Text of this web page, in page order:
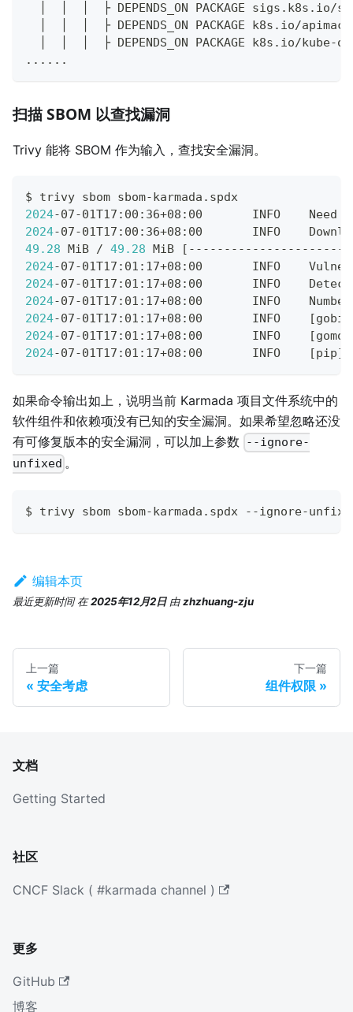
│  │  │  ├ DEPENDS_ON PACKAGE sigs.k8s.io/
│  │  │  ├ DEPENDS_ON PACKAGE k8s.io/
│  │  │  ├ DEPENDS_ON PACKAGE k8s.io/kube-
.. .. ..
扫描 SBOM 以查找漏洞
Trivy 能将 SBOM 作为输入，查找安全漏洞。
$ trivy sbom sbom-karmada.spdx
2024-07-01T17:00:36+08:00       INFO    Need
2024-07-01T17:00:36+08:00       INFO
49.28 MiB / 49.28 MiB [
2024-07-01T17:01:17+08:00       INFO
2024-07-01T17:01:17+08:00       INFO
2024-07-01T17:01:17+08:00       INFO
2024-07-01T17:01:17+08:00       INFO [
2024-07-01T17:01:17+08:00       INFO [gomod
2024-07-01T17:01:17+08:00       INFO [pip]
如果命令输出如上，说明当前 Karmada 项目文件系统中的
软件组件和依赖项没有已知的安全漏洞。如果希望忽略还没
有可修复版本的安全漏洞，可以加上参数
--ignore-
unfixed 。
$ trivy sbom sbom-karmada.spdx --ignore-
编辑本页
最近更新时间在2025年12月2日由zhzhuang-zju
上一篇
安全考虑
下一篇
组件权限
文档
Getting Started
社区
CNCF Slack ( #karmada channel )
更多
GitHub
博客